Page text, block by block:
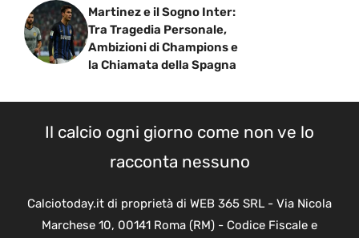
Martinez e il Sogno Inter:
Tra Tragedia Personale,
Ambizioni di Champions e
la Chiamata della Spagna
Il calcio ogni giorno come non ve lo
racconta nessuno
Calciotoday.it di proprietà di WEB 365 SRL - Via Nicola
Marchese 10, 00141 Roma (RM) - Codice Fiscale e